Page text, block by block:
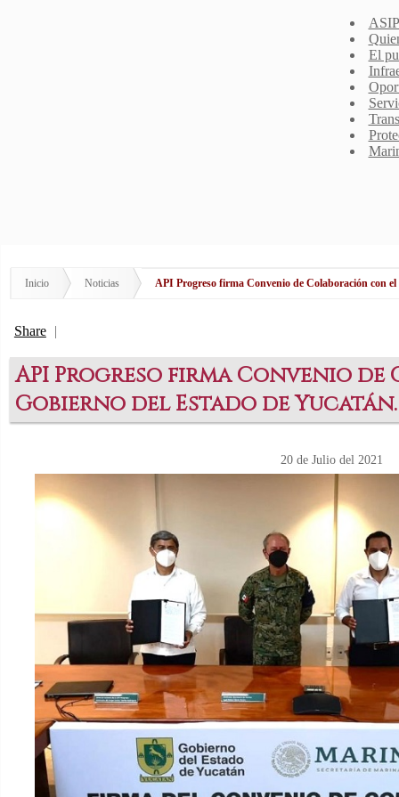
El
Inicio Noticias API Progreso firma Convenio de Colaboración con
Share |
API Progreso firma Convenio
Gobierno del Estado de Yucatán.
20 de Julio del 2021